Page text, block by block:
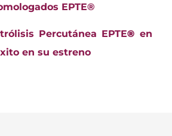
EPTE®
Percutánea EPTE® en
en su estreno